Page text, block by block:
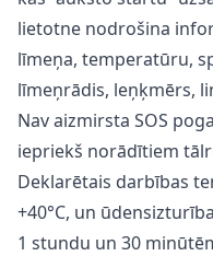
lietotne nodrošina
līmeņa, temperatūru,
līmeņrādis, leņķmērs,
Nav aizmirsta SOS
iepriekš norādītiem
Deklarētais darbības
+40°C, un
1 stundu un 30